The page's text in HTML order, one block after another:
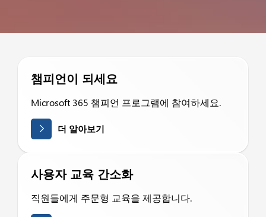
챔피언이 되세요
Microsoft 365 챔피언 프로그램에 참여하세요.
더 알아보기
사용자 교육 간소화
직원들에게 주문형 교육을 제공합니다.